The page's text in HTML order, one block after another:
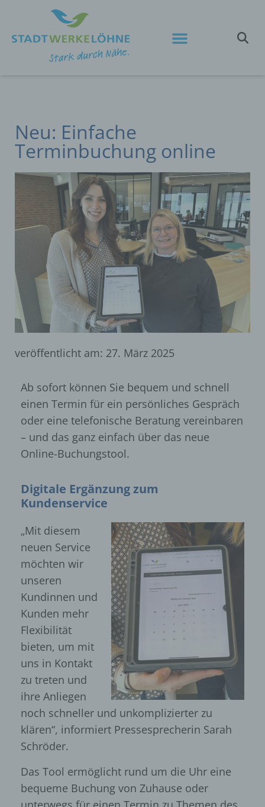
Neu: Einfache
Terminbuchung online
veröffentlicht am: 27. März 2025
Ab sofort können Sie bequem und schnell
einen Termin für ein persönliches Gespräch
oder eine telefonische Beratung vereinbaren
– und das ganz einfach über das neue
Online-Buchungstool.
Digitale Ergänzung zum
Kundenservice
„Mit diesem
neuen Service
möchten wir
unseren
Kundinnen und
Kunden mehr
Flexibilität
bieten, um mit
uns in Kontakt
zu treten und
ihre Anliegen
noch schneller und unkomplizierter zu
klären“, informiert Pressesprecherin Sarah
Schröder.
Das Tool ermöglicht rund um die Uhr eine
bequeme Buchung von Zuhause oder